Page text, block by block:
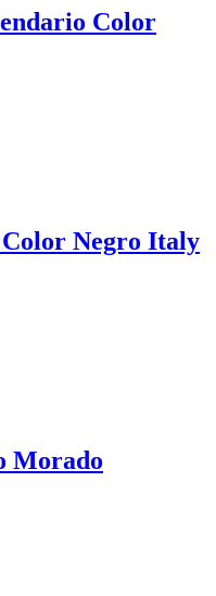
Color
Negro Italy
Morado